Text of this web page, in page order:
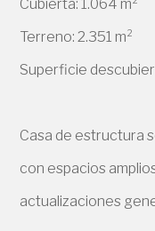
Cubierta: 1.064 m²
Terreno: 2.351 m²
Superficie
Casa de estructura
con espacios
actualizaciones